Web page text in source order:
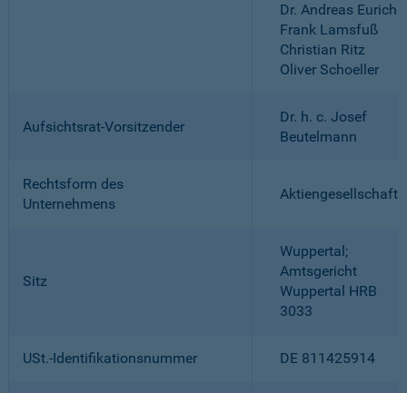
Dr. Andreas Eurich
Frank Lamsfuß
Christian Ritz
Oliver Schoeller
Aufsichtsrat-Vorsitzender
Dr. h. c. Josef
Beutelmann
Rechtsform des
Unternehmens
Aktiengesellschaft
Sitz
Wuppertal;
Amtsgericht
Wuppertal HRB
3033
USt.-Identifikationsnummer DE 811425914